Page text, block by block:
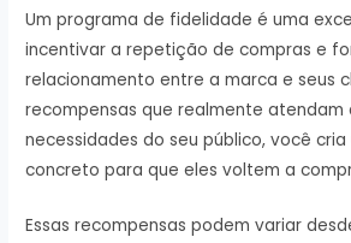
Um programa de fidelidade é uma
incentivar a repetição de compras e
relacionamento entre a marca e seus
recompensas que realmente atendam
necessidades do seu público, você
concreto para que eles voltem a
Essas recompensas podem variar